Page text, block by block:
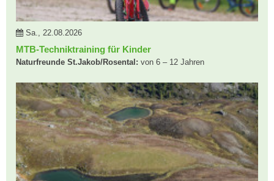
Sa., 22.08.2026
MTB-Techniktraining für Kinder
Naturfreunde St.Jakob/Rosental: von 6 – 12 Jahren